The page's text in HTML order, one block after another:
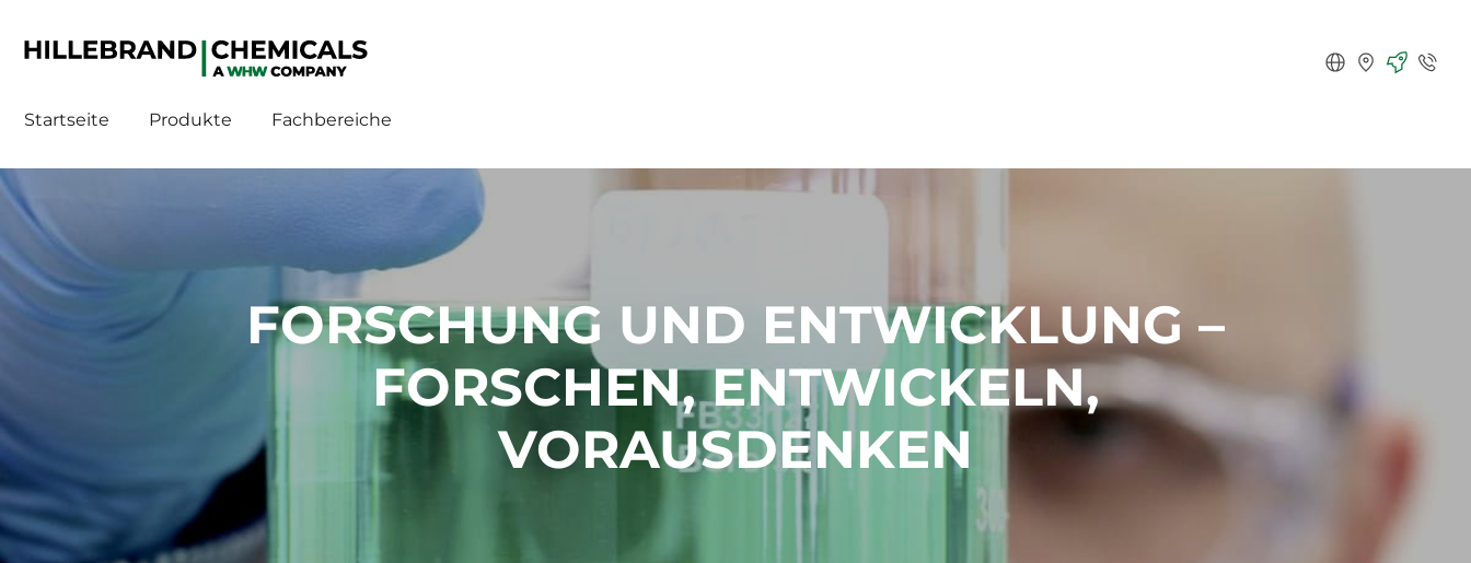
Deutsch
Standorte
KarriereKontakt
Startseite Produkte Fachbereiche
FORSCHUNG UND ENTWICKLUNG –
FORSCHEN, ENTWICKELN,
VORAUSDENKEN